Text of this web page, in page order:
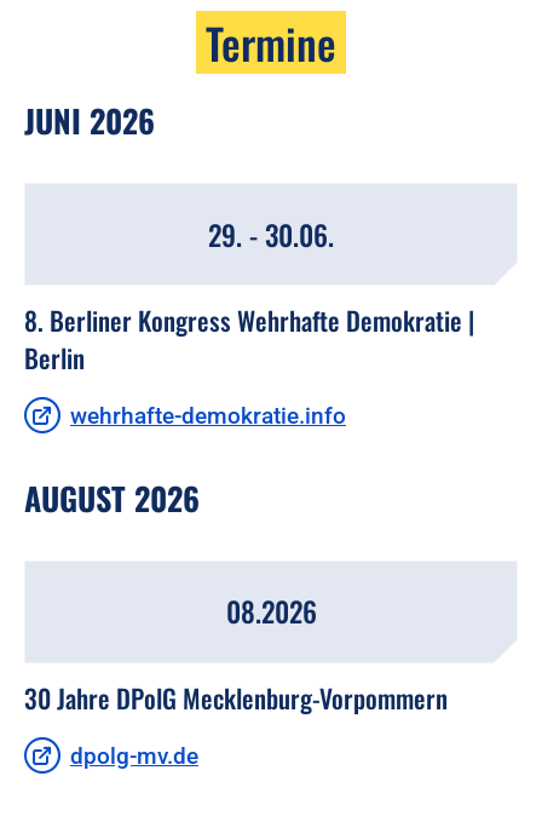
Termine
JUNI 2026
29. - 30.06.
8. Berliner Kongress Wehrhafte Demokratie |
Berlin
wehrhafte-demokratie.info
AUGUST 2026
08.2026
30 Jahre DPolG Mecklenburg-Vorpommern
dpolg-mv.de